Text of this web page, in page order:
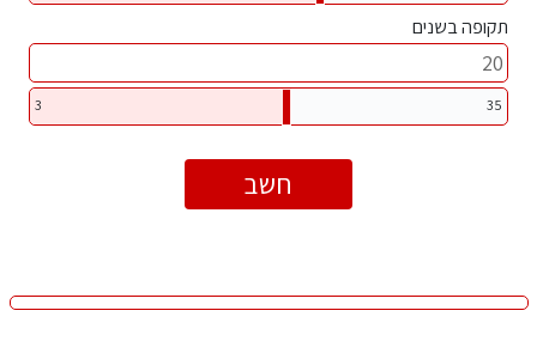
תקופה בשנים
3 35